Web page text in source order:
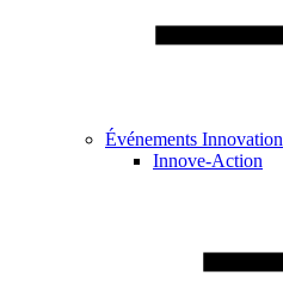
Événements Innovation
Innove-Action